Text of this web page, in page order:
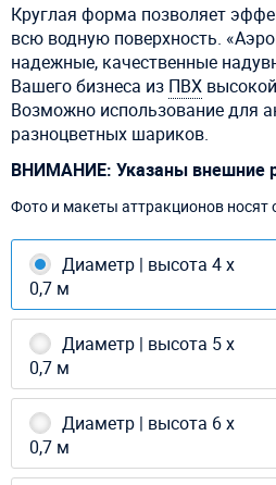
Круглая форма позволяет
всю водную поверхность.
надежные, качественные
Вашего бизнеса из ПВХ
Возможно использование для
разноцветных шариков.
ВНИМАНИЕ: Указаны внешние
Фото и макеты аттракционов носят
Диаметр | высота 4 х
0,7 м
Диаметр | высота 5 х
0,7 м
Диаметр | высота 6 х
0,7 м